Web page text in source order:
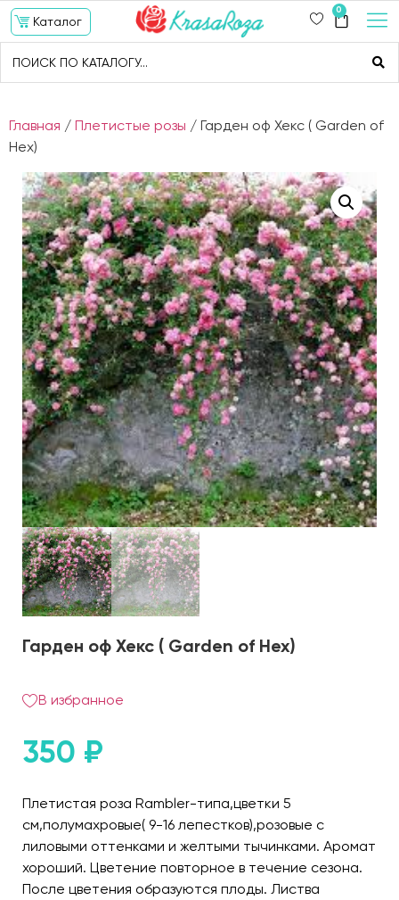
Каталог
0
Главная / Плетистые розы / Гарден оф Хекс ( Garden of
Hex)
Гарден оф Хекс ( Garden of Hex)
В избранное
350 ₽
Плетистая роза Rambler-типа,цветки 5
см,полумахровые( 9-16 лепестков),розовые с
лиловыми оттенками и желтыми тычинками. Аромат
хороший. Цветение повторное в течение сезона.
После цветения образуются плоды. Листва